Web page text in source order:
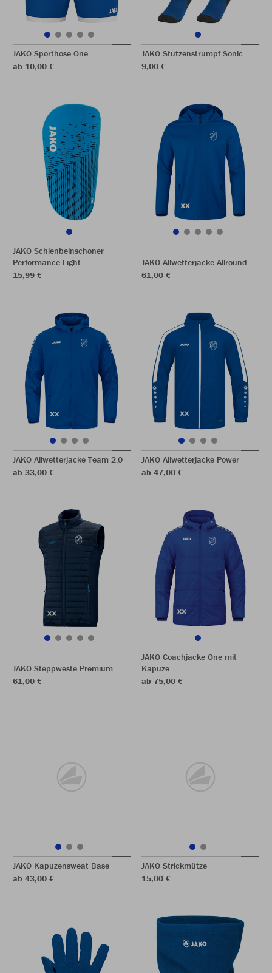
JAKO Sporthose One
ab 10,00 €
JAKO Stutzenstrumpf Sonic
9,00 €
JAKO Schienbeinschoner
Performance Light
15,99 €
JAKO Allwetterjacke Allround
61,00 €
JAKO Allwetterjacke Team 2.0
ab 33,00 €
JAKO Allwetterjacke Power
ab 47,00 €
JAKO Steppweste Premium
61,00 €
JAKO Coachjacke One mit
Kapuze
ab 75,00 €
JAKO Kapuzensweat Base
ab 43,00 €
JAKO Strickmütze
15,00 €